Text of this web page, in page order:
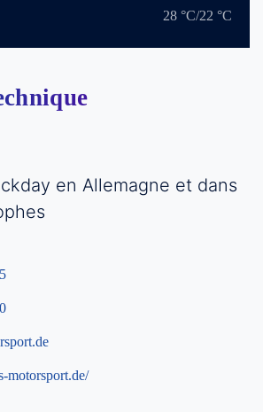
28 °C/22 °C
en Allemagne et dans
motorsport.de/